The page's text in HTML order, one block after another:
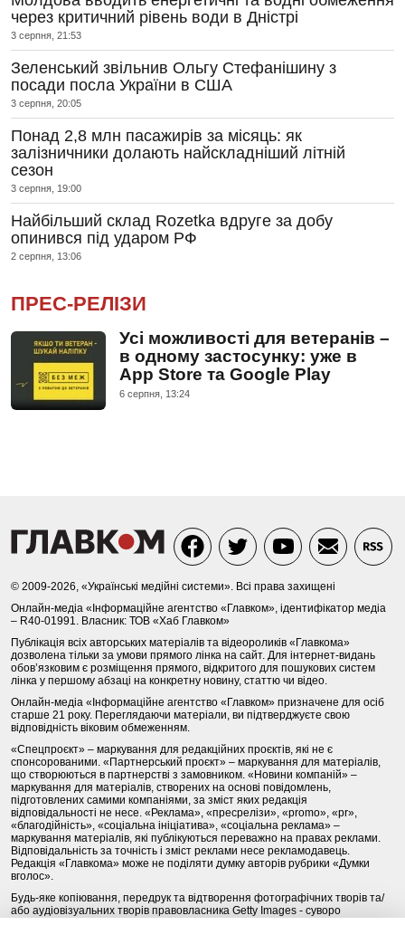
через критичний рівень води в Дністрі
3 серпня, 21:53
Зеленський звільнив Ольгу Стефанішину з
посади посла України в США
3 серпня, 20:05
Понад 2,8 млн пасажирів за місяць: як
залізничники долають найскладніший літній
сезон
3 серпня, 19:00
Найбільший склад Rozetka вдруге за добу
опинився під ударом РФ
2 серпня, 13:06
ПРЕС-РЕЛІЗИ
Усі можливості для ветеранів –
в одному застосунку: уже в
App Store та Google Play
6 серпня, 13:24
© 2009-2026, «Українські медійні системи». Всі права захищені
Онлайн-медіа «Інформаційне агентство «Главком», ідентифікатор медіа
– R40-01991. Власник: ТОВ «Хаб Главком»
Публікація всіх авторських матеріалів та відеороликів «Главкома»
дозволена тільки за умови прямого лінка на сайт. Для інтернет-видань
обов’язковим є розміщення прямого, відкритого для пошукових систем
лінка у першому абзаці на конкретну новину, статтю чи відео.
Онлайн-медіа «Інформаційне агентство «Главком» призначене для осіб
старше 21 року. Переглядаючи матеріали, ви підтверджуєте свою
відповідність віковим обмеженням.
«Спецпроєкт» – маркування для редакційних проєктів, які не є
спонсорованими. «Партнерський проєкт» – маркування для матеріалів,
що створюються в партнерстві з замовником. «Новини компаній» –
маркування для матеріалів, створених на основі повідомлень,
підготовлених самими компаніями, за зміст яких редакція
відповідальності не несе. «Реклама», «пресрелізи», «promo», «pr»,
«благодійність», «соціальна ініціатива», «соціальна реклама» –
маркування матеріалів, які публікуються переважно на правах реклами.
Відповідальність за точність і зміст реклами несе рекламодавець.
Редакція «Главкома» може не поділяти думку авторів рубрики «Думки
вголос».
Будь-яке копіювання, передрук та відтворення фотографічних творів та/
або аудіовізуальних творів правовласника Getty Images - суворо